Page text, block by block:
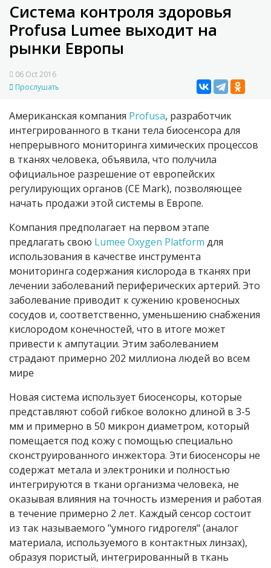
Система контроля здоровья
Profusa Lumee выходит на
рынки Европы
06 Oct 2016
Прослушать
Американская компания Profusa, разработчик
интегрированного в ткани тела биосенсора для
непрерывного мониторинга химических процессов
в тканях человека, объявила, что получила
официальное разрешение от европейских
регулирующих органов (CE Mark), позволяющее
начать продажи этой системы в Европе.
Компания предполагает на первом этапе
предлагать свою Lumee Oxygen Platform для
использования в качестве инструмента
мониторинга содержания кислорода в тканях при
лечении заболеваний периферических артерий. Это
заболевание приводит к сужению кровеносных
сосудов и, соответственно, уменьшению снабжения
кислородом конечностей, что в итоге может
привести к ампутации. Этим заболеванием
страдают примерно 202 миллиона людей во всем
мире
Новая система использует биосенсоры, которые
представляют собой гибкое волокно длиной в 3-5
мм и примерно в 50 микрон диаметром, который
помещается под кожу с помощью специально
сконструированного инжектора. Эти биосенсоры не
содержат метала и электроники и полностью
интегрируются в ткани организма человека, не
оказывая влияния на точность измерения и работая
в течение примерно 2 лет. Каждый сенсор состоит
из так называемого "умного гидрогеля" (аналог
материала, используемого в контактных линзах),
образуя пористый, интегрированный в ткань